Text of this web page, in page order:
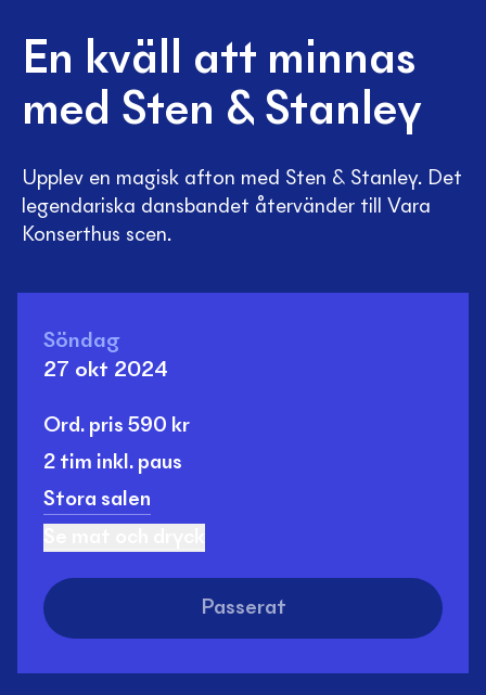
En kväll att minnas
med Sten & Stanley
Upplev en magisk afton med Sten & Stanley. Det
legendariska dansbandet återvänder till Vara
Konserthus scen.
Söndag
27 okt 2024
Ord. pris 590 kr
2 tim inkl. paus
Stora salen
Passerat